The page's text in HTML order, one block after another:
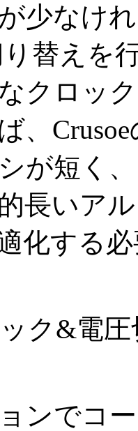
少なけ
替えを
クロッ
、
が短く
長いア
化する
ク&電
ンでコ